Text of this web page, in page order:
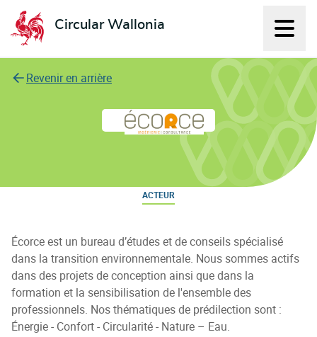
Circular Wallonia
L'économie circulaire
Revenir en arrière
écoRce
ACTEUR
Écorce est un bureau d’études et de conseils spécialisé
dans la transition environnementale. Nous sommes actifs
dans des projets de conception ainsi que dans la
formation et la sensibilisation de l'ensemble des
professionnels. Nos thématiques de prédilection sont :
Énergie - Confort - Circularité - Nature – Eau.